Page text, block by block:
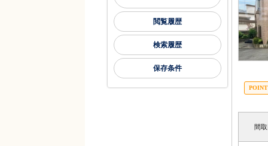
間
閲覧履歴
検索履歴
保存条件